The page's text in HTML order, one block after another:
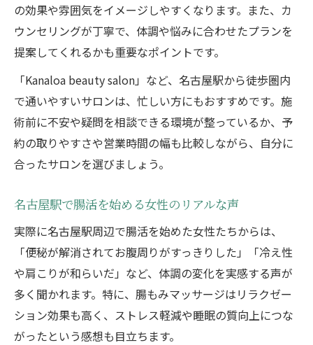
の効果や雰囲気をイメージしやすくなります。また、カ
ウンセリングが丁寧で、体調や悩みに合わせたプランを
提案してくれるかも重要なポイントです。
「Kanaloa beauty salon」など、名古屋駅から徒歩圏内
で通いやすいサロンは、忙しい方にもおすすめです。施
術前に不安や疑問を相談できる環境が整っているか、予
約の取りやすさや営業時間の幅も比較しながら、自分に
合ったサロンを選びましょう。
名古屋駅で腸活を始める女性のリアルな声
実際に名古屋駅周辺で腸活を始めた女性たちからは、
「便秘が解消されてお腹周りがすっきりした」「冷え性
や肩こりが和らいだ」など、体調の変化を実感する声が
多く聞かれます。特に、腸もみマッサージはリラクゼー
ション効果も高く、ストレス軽減や睡眠の質向上につな
がったという感想も目立ちます。